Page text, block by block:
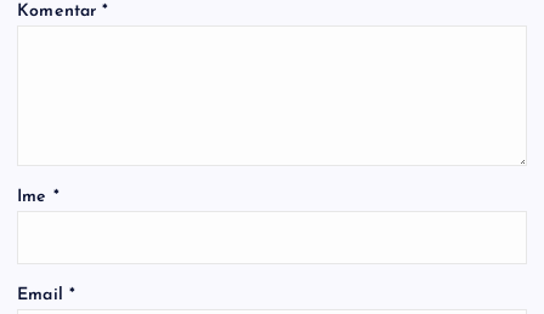
Komentar*
Ime *
Email *